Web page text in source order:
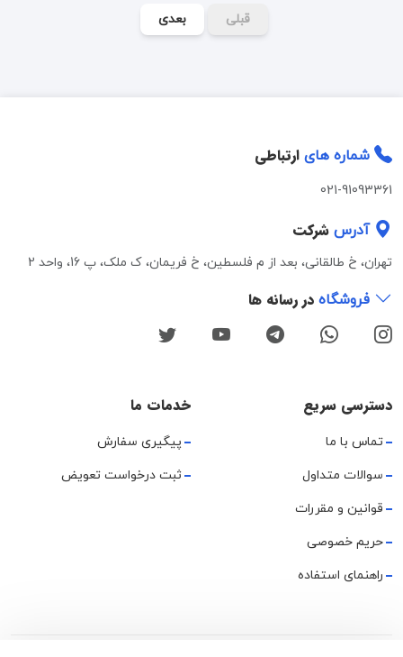
قبلی بعدی
شماره های ارتباطی
021-91093361
آدرس شرکت
تهران، خ طالقانی، بعد از م فلسطین، خ فریمان، ک ملک، پ 16، واحد 2
فروشگاه در رسانه ها
دسترسی سریع
تماس با ما
سوالات متداول
قوانین و مقررات
حریم خصوصی
راهنمای استفاده
خدمات ما
پیگیری سفارش
ثبت درخواست تعویض